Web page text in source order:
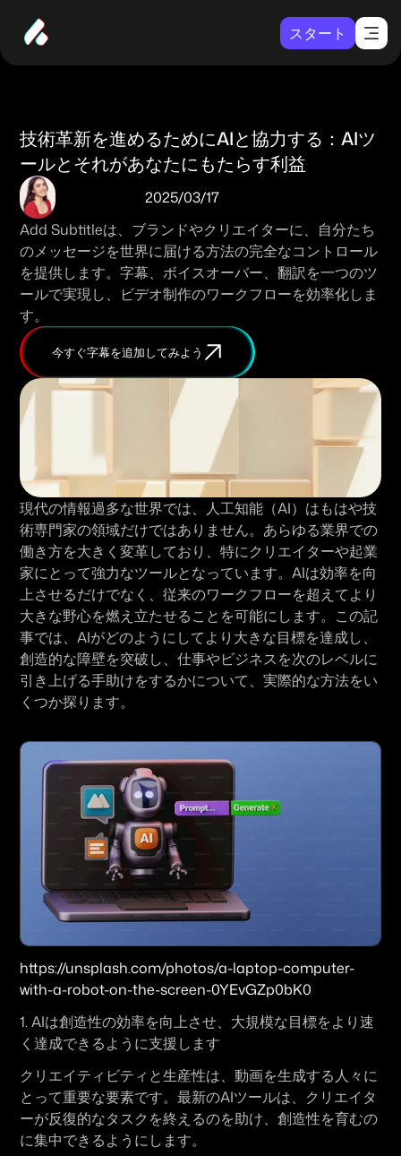
スタート
技術革新を進めるためにAIと協力する：AIツ
ールとそれがあなたにもたらす利益
2025/03/17
Add Subtitleは、ブランドやクリエイターに、自分たち
のメッセージを世界に届ける方法の完全なコントロール
を提供します。字幕、ボイスオーバー、翻訳を一つのツ
ールで実現し、ビデオ制作のワークフローを効率化しま
す。
今すぐ字幕を追加してみよう
現代の情報過多な世界では、人工知能（AI）はもはや技
術専門家の領域だけではありません。あらゆる業界での
働き方を大きく変革しており、特にクリエイターや起業
家にとって強力なツールとなっています。AIは効率を向
上させるだけでなく、従来のワークフローを超えてより
大きな野心を燃え立たせることを可能にします。この記
事では、AIがどのようにしてより大きな目標を達成し、
創造的な障壁を突破し、仕事やビジネスを次のレベルに
引き上げる手助けをするかについて、実際的な方法をい
くつか探ります。
https://unsplash.com/photos/a-laptop-computer-
with-a-robot-on-the-screen-0YEvGZp0bK0
1. AIは創造性の効率を向上させ、大規模な目標をより速
く達成できるように支援します
クリエイティビティと生産性は、動画を生成する人々に
とって重要な要素です。最新のAIツールは、クリエイタ
ーが反復的なタスクを終えるのを助け、創造性を育むの
に集中できるようにします。